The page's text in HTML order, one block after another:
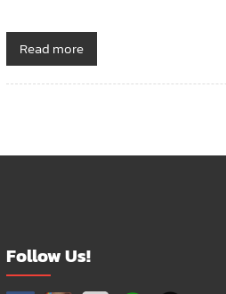
Read more
Follow Us!